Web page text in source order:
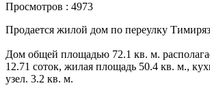
Просмотров : 4973
Продается жилой дом по переулку
Дом общей площадью 72.1 кв. м.
12.71 соток, жилая площадь 50.4 кв. м.,
узел. 3.2 кв. м.